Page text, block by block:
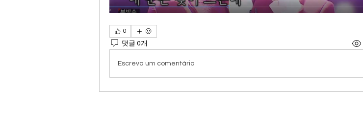
0
댓글 0개
Escreva um comentário